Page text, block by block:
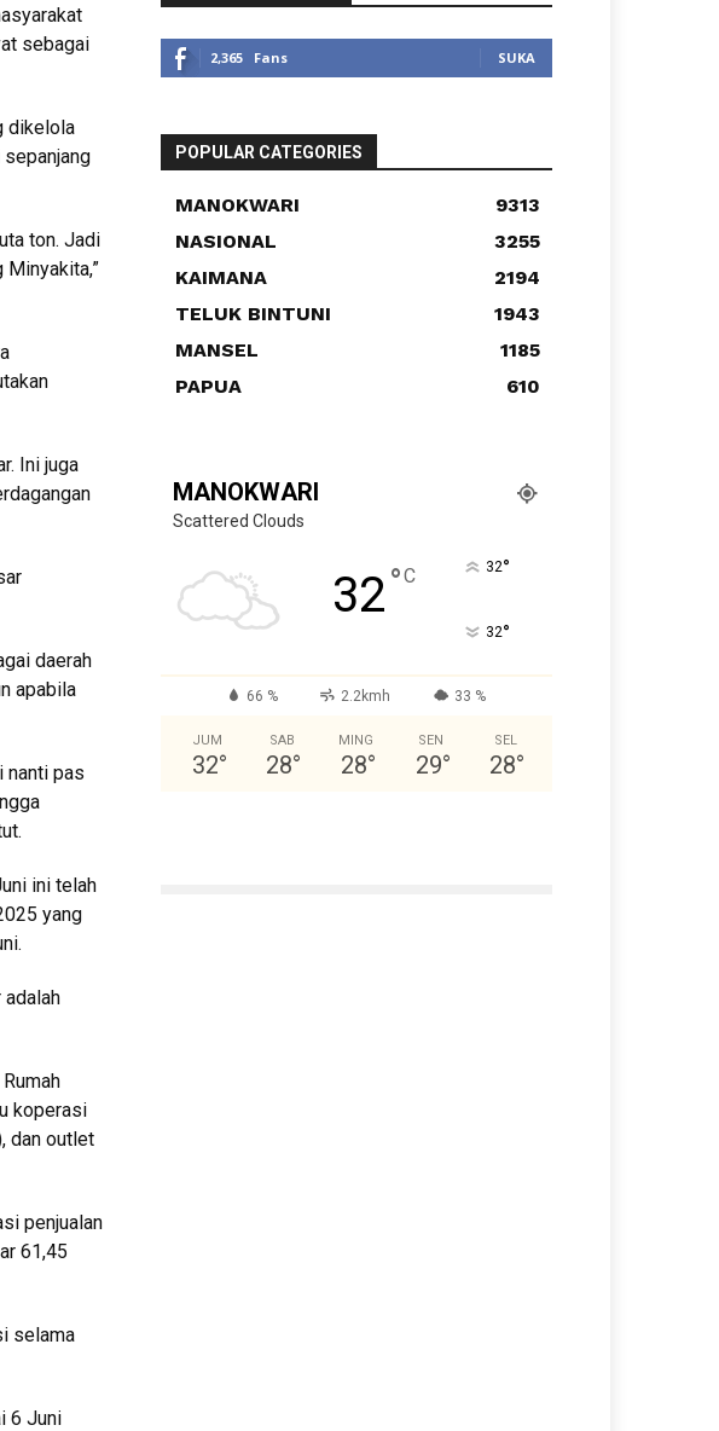
sebagai
dikelola
ton. Jadi
Minyakita,”
Ini juga
daerah
apabila
nanti pas
ini telah
yang
koperasi
dan outlet
penjualan
61,45
selama
6 Juni
2,365 Fans SUKA
POPULAR CATEGORIES
MANOKWARI
9313
NASIONAL
3255
KAIMANA
2194
TELUK BINTUNI
1943
MANSEL
1185
PAPUA
610
MANOKWARI
Scattered Clouds
32°C 32°
32°
66 % 2.2kmh 33 %
JUM
32°
SAB
28°
MING
28°
SEN
29°
SEL
28°